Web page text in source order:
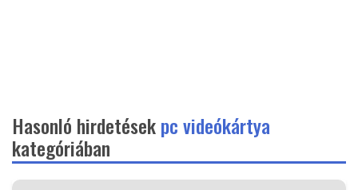
Hasonló hirdetésekpc videókártya
kategóriában